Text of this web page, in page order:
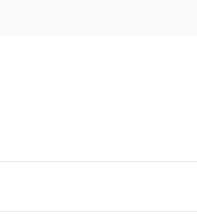
老师子啊创作jojo的时候，为了
束了，下一期，我将给大